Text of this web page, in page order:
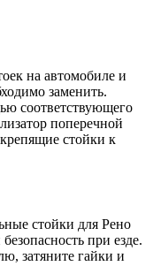
на автомобиле и
заменить.
соответствующего
поперечной
стойки к
стойки для Рено
при езде.
затяните гайки и